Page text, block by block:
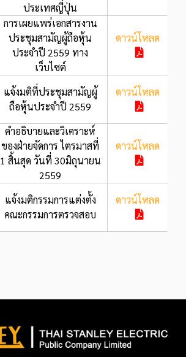
ประเทศญี่ปุ่น
การเผยแพร่เอกสารงาน
ประชุมสามัญผู้ถือหุ้น
ประจำปี 2559 ทาง
เว็บไซต์
ดาวน์โหลด
แจ้งมติที่ประชุมสามัญผู้
ถือหุ้นประจำปี 2559
ดาวน์โหลด
คำอธิบายและวิเคราะห์
ของฝ่ายจัดการ ไตรมาสที่
1 สิ้นสุด วันที่ 30มิถุนายน
2559
ดาวน์โหลด
แจ้งมติกรรมการแต่งตั้ง
คณะกรรมการตรวจสอบ
ดาวน์โหลด